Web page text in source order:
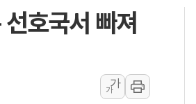
이렘, 신재생에너지 기업 '원픽이앤
폴라리스오피스, 아틀라시안 기반 국
비츠로시스 "비츠로일렉, 인니 위성
양희전 삼척시의원 "관광객 수보
호국서 빠져
가
가